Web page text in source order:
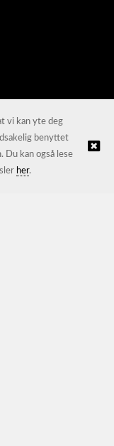
av Kréatif
vi kan yte deg
benyttet
Du kan også lese
her.